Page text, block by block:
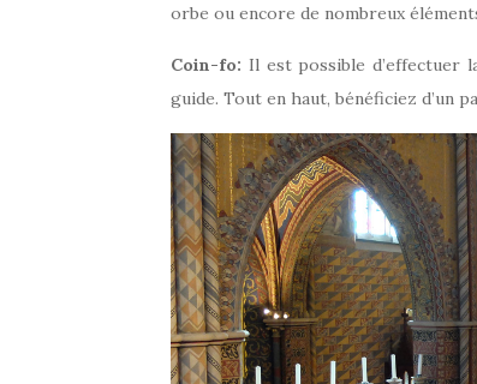
orbe ou encore de nombreux
Coin-fo: Il est possible d’effectuer
guide. Tout en haut, bénéficiez d’un